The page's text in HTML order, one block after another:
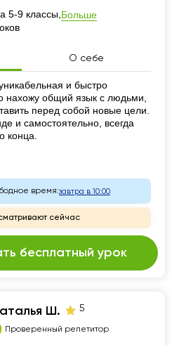
5-9 классы, Больше
О себе
и быстро
нахожу общий язык с людьми,
перед собой новые цели.
и самостоятельно, всегда
конца.
время:завтра в 10:00
сейчас
бесплатный урок
Ш. 5
Проверенный репетитор